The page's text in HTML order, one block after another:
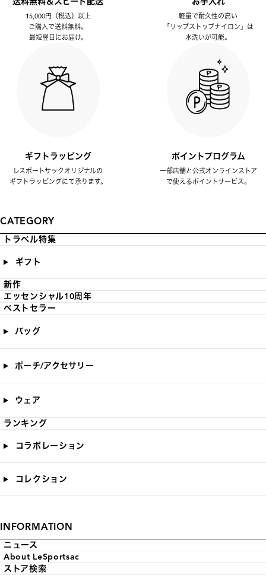
15,000円（税込）以上
ご購入で送料無料。
最短翌日にお届け。
軽量で耐久性の高い
「リップストップナイロン」は
水洗いが可能。
ギフトラッピング
レスポートサックオリジナルの
ギフトラッピングにて承ります。
ポイントプログラム
一部店舗と公式オンラインストア
で使えるポイントサービス。
CATEGORY
トラベル特集
ギフト
新作
エッセンシャル10周年
ベストセラー
バッグ
ポーチ/アクセサリー
ウェア
ランキング
コラボレーション
コレクション
INFORMATION
ニュース
About LeSportsac
ストア検索